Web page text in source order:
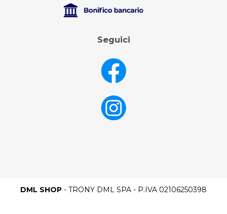
Seguici
DML SHOP - TRONY DML SPA - P.IVA 02106250398